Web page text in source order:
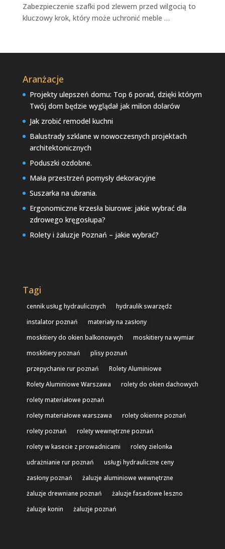
Zabezpieczenie szafki pod zlewem przed wilgocią to
kluczowy krok, który może uchronić meble …
Aranżacje
Projekty ulepszeń domu: Top 6 porad, dzięki którym
Twój dom będzie wyglądał jak milion dolarów
Jak zrobić remodel kuchni
Balustrady szklane w nowoczesnych projektach
architektonicznych
Poduszki ozdobne.
Mała przestrzeń pomysły dekoracyjne
Suszarka na ubrania.
Ergonomiczne krzesła biurowe: jakie wybrać dla
zdrowego kręgosłupa?
Rolety i żaluzje Poznań – jakie wybrać?
Tagi
cennik usług hydraulicznych
hydraulik swarzędz
instalator poznań
materiały na zasłony
moskitiery do okien balkonowych
moskitiery na wymiar
moskitiery poznań
plisy poznań
przepychanie rur poznań
Rolety Aluminiowe
Rolety Aluminiowe Warszawa
rolety do okien dachowych
rolety materiałowe poznań
rolety materiałowe warszawa
rolety okienne poznań
rolety poznań
rolety wewnętrzne poznań
rolety w kasecie z prowadnicami
rolety zielonka
udrażnianie rur poznań
usługi hydrauliczne ceny
zasłony poznań
żaluzje aluminiowe wewnętrzne
żaluzje drewniane poznań
żaluzje fasadowe leszno
żaluzje konin
żaluzje poznań